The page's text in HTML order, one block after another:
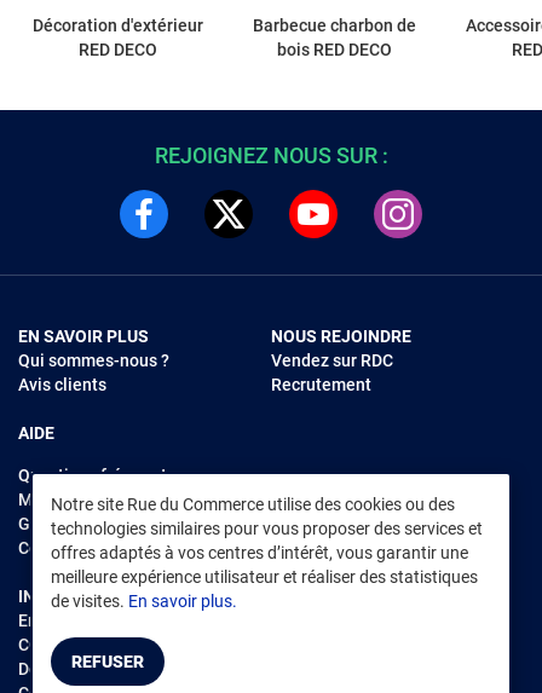
Décoration d'extérieur
RED DECO
Barbecue charbon de
bois RED DECO
REJOIGNEZ NOUS SUR :
EN SAVOIR PLUS
Qui sommes-nous ?
Avis clients
AIDE
Questions fréquentes
Modes de règlements
Garantie et retours
Contacter Rue du Commerce
NOUS REJOINDRE
Vendez sur RDC
Recrutement
INFORMATIONS LÉGALES
Environnement
CGV /CGU Marketplace
Données personnelles
Notre site Rue du Commerce utilise des cookies ou des
technologies similaires pour vous proposer des services et
offres adaptés à vos centres d’intérêt, vous garantir une
meilleure expérience utilisateur et réaliser des statistiques
de visites. En savoir plus.
REFUSER